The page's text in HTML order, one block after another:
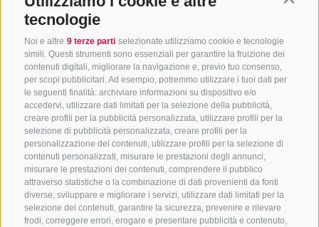
tecnologie
Noi e altre 9 terze parti selezionate utilizziamo cookie e tecnologie
simili. Questi strumenti sono essenziali per garantire la fruizione dei
contenuti digitali, migliorare la navigazione e, previo tuo consenso,
per scopi pubblicitari. Ad esempio, potremmo utilizzare i tuoi dati per
le seguenti finalità: archiviare informazioni su dispositivo e/o
accedervi, utilizzare dati limitati per la selezione della pubblicità,
creare profili per la pubblicità personalizzata, utilizzare profili per la
selezione di pubblicità personalizzata, creare profili per la
personalizzazione dei contenuti, utilizzare profili per la selezione di
contenuti personalizzati, misurare le prestazioni degli annunci,
misurare le prestazioni dei contenuti, comprendere il pubblico
attraverso statistiche o la combinazione di dati provenienti da fonti
diverse, sviluppare e migliorare i servizi, utilizzare dati limitati per la
selezione dei contenuti, garantire la sicurezza, prevenire e rilevare
frodi, correggere errori, erogare e presentare pubblicità e contenuto,
CONTATTACI
+39 0472 765325/+39 0472 760608/+39 0472
632372
info@sterzing-ratschings.it